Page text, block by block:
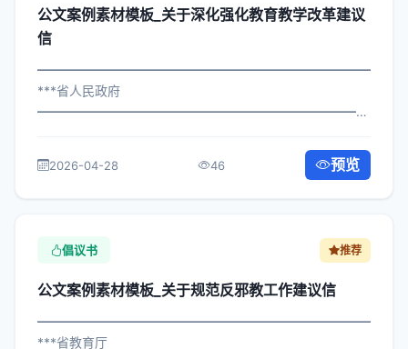
公文案例素材模板_关于深化强化教育教学改革建议
信
***省人民政府
构： 为深入贯彻落实习近平总书记关...
2026-04-28 46 预览
倡议书 推荐
公文案例素材模板_关于规范反邪教工作建议信
***省教育厅